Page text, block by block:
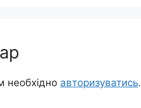
необхідно авторизуватись.